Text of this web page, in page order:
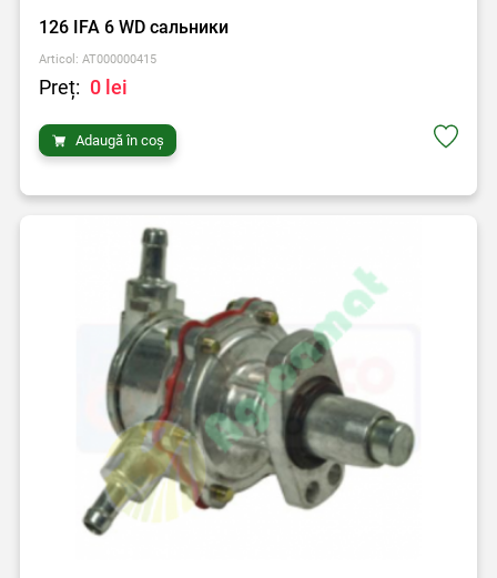
126 IFA 6 WD сальники
Articol: AT000000415
Preț: 0 lei
Adaugă în coș